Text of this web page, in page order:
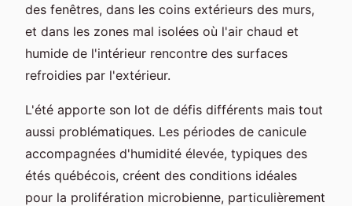
des fenêtres, dans les coins extérieurs des murs,
et dans les zones mal isolées où l'air chaud et
humide de l'intérieur rencontre des surfaces
refroidies par l'extérieur.
L'été apporte son lot de défis différents mais tout
aussi problématiques. Les périodes de canicule
accompagnées d'humidité élevée, typiques des
étés québécois, créent des conditions idéales
pour la prolifération microbienne, particulièrement